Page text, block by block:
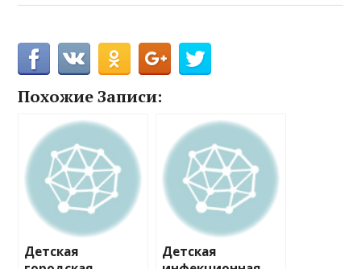
Похожие Записи:
Детская
Детская